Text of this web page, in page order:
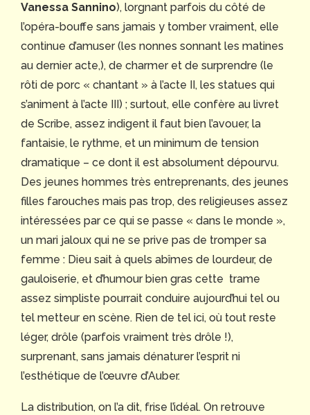
Vanessa Sannino), lorgnant parfois du côté de
l’opéra-bouffe sans jamais y tomber vraiment, elle
continue d’amuser (les nonnes sonnant les matines
au dernier acte,), de charmer et de surprendre (le
rôti de porc « chantant » à l’acte II, les statues qui
s’animent à l’acte III) ; surtout, elle confère au livret
de Scribe, assez indigent il faut bien l’avouer, la
fantaisie, le rythme, et un minimum de tension
dramatique – ce dont il est absolument dépourvu.
Des jeunes hommes très entreprenants, des jeunes
filles farouches mais pas trop, des religieuses assez
intéressées par ce qui se passe « dans le monde »,
un mari jaloux qui ne se prive pas de tromper sa
femme : Dieu sait à quels abîmes de lourdeur, de
gauloiserie, et d’humour bien gras cette trame
assez simpliste pourrait conduire aujourd’hui tel ou
tel metteur en scène. Rien de tel ici, où tout reste
léger, drôle (parfois vraiment très drôle !),
surprenant, sans jamais dénaturer l’esprit ni
l’esthétique de l’œuvre d’Auber.
La distribution, on l’a dit, frise l’idéal. On retrouve